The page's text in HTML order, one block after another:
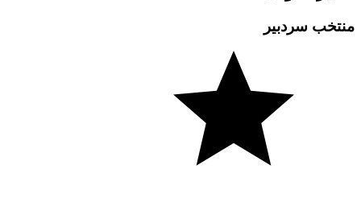
منتخب سردبیر